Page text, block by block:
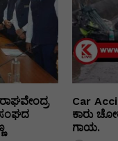
ಸಂಘದ
Car
ಕಾರು
ಗಾಯ.